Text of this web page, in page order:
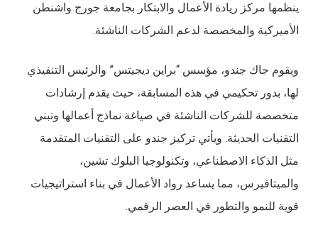
ينظمها مركز ريادة الأعمال والابتكار بجامعة جورج واشنطن
الأميركية والمخصصة لدعم الشركات الناشئة.
ويقوم جاك جندو، مؤسس “براين ديجيتس” والرئيس التنفيذي
لها، بدور تحكيمي في هذه المسابقة، حيث يقدم إرشادات
متخصصة للشركات الناشئة في صياغة نماذج أعمالها وتبني
التقنيات الحديثة. ويأتي تركيز جندو على التقنيات المتقدمة
مثل الذكاء الاصطناعي، وتكنولوجيا البلوك تشين،
والميتافيرس، مما يساعد رواد الأعمال في بناء استراتيجيات
قوية للنمو والتطور في العصر الرقمي.